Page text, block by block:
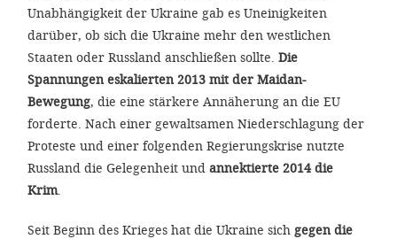
Unabhängigkeit der Ukraine gab es Uneinigkeiten
darüber, ob sich die Ukraine mehr den westlichen
Staaten oder Russland anschließen sollte. Die
Spannungen eskalierten 2013 mit der Maidan-
Bewegung, die eine stärkere Annäherung an die EU
forderte. Nach einer gewaltsamen Niederschlagung der
Proteste und einer folgenden Regierungskrise nutzte
Russland die Gelegenheit und annektierte 2014 die
Krim.
Seit Beginn des Krieges hat die Ukraine sich gegen die